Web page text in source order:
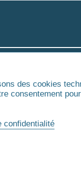
des cookies
consentement
confidentialité